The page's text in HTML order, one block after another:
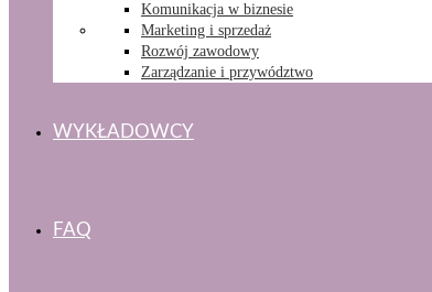
Komunikacja w biznesie
Marketing i sprzedaż
Rozwój zawodowy
Zarządzanie i przywództwo
WYKŁADOWCY
FAQ